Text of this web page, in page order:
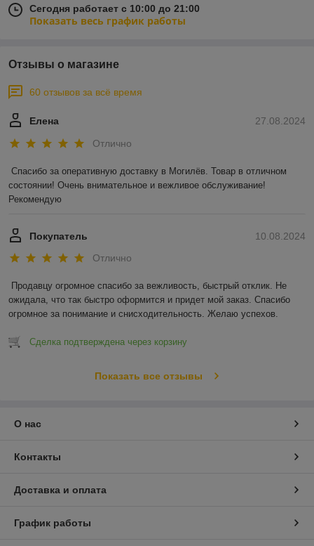
Сегодня работает с 10:00 до 21:00
Показать весь график работы
Отзывы о магазине
60 отзывов за всё время
27.08.2024
Елена
Отлично
Спасибо за оперативную доставку в Могилёв. Товар в отличном
состоянии! Очень внимательное и вежливое обслуживание!
Рекомендую
10.08.2024
Покупатель
Отлично
Продавцу огромное спасибо за вежливость, быстрый отклик. Не
ожидала, что так быстро оформится и придет мой заказ. Спасибо
огромное за понимание и снисходительность. Желаю успехов.
Сделка подтверждена через корзину
Показать все отзывы
О нас
Контакты
Доставка и оплата
График работы